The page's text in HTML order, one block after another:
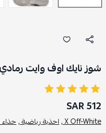
شوز نايك اوف وايت
512 SAR
X Off-White , احذية رياضية ,حذاء